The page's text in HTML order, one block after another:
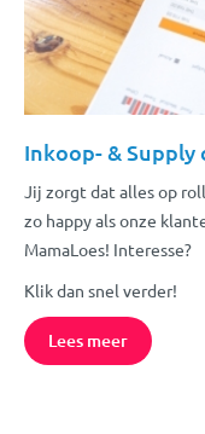
Inkoop- &
Jij zorgt dat alles op
zo happy als onze
MamaLoes! Interesse?
Klik dan snel verder!
Lees meer